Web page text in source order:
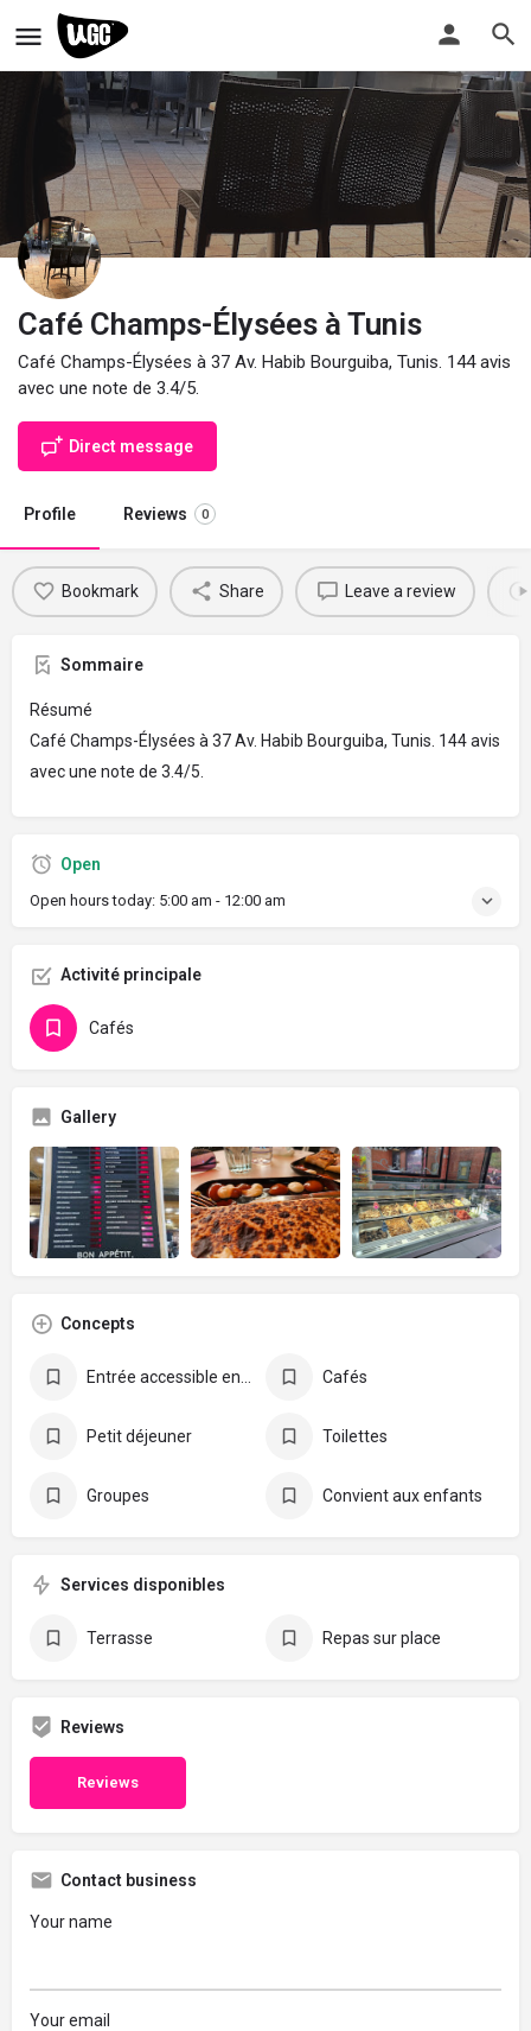
Café Champs-Élysées à Tunis
Café Champs-Élysées à 37 Av. Habib Bourguiba, Tunis. 144 avis
avec une note de 3.4/5.
Direct message
Profile Reviews 0
Bookmark Share Leave a review
Sommaire
Résumé
Café Champs-Élysées à 37 Av. Habib Bourguiba, Tunis. 144 avis
avec une note de 3.4/5.
Open
Open hours today: 5:00 am - 12:00 am
Activité principale
Cafés
Gallery
Concepts
Entrée accessible en fauteuil roulant Cafés
Petit déjeuner Toilettes
Groupes Convient aux enfants
Services disponibles
Terrasse Repas sur place
Reviews
Reviews
Contact business
Your name
Your email